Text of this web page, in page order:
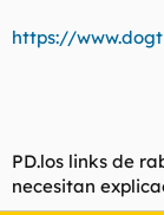
a
https://
PD.los links de
necesitan